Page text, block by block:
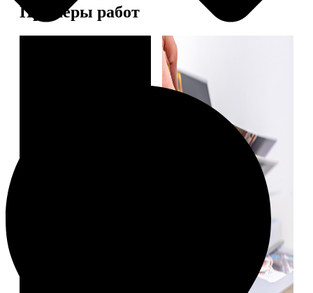
Примеры работ